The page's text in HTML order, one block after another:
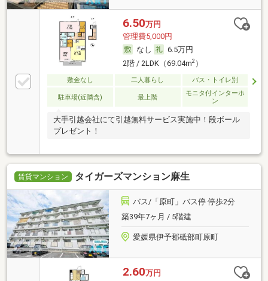
6.50万円
管理費5,000円
なし
6.5万円
2階 / 2LDK（69.04m2）
敷金なし 二人暮らし バス・トイレ別
駐車場(近隣含) 最上階
モニタ付インターホ
ン
大手引越会社にて引越無料サービス実施中！段ボール
プレゼント！
賃貸マンション タイガーズマンション麻生
バス/「原町」バス停 停歩2分
築39年7ヶ月 / 5階建
愛媛県伊予郡砥部町原町
2.60万円